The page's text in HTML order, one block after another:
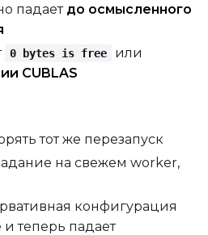
падает до осмысленного
0 bytes is free
или
CUBLAS
тот же перезапуск
на свежем worker,
конфигурация
теперь падает